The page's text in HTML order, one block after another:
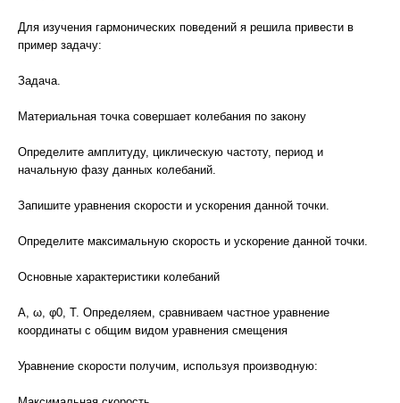
Для изучения гармонических поведений я решила привести в
пример задачу:
Задача.
Материальная точка совершает колебания по закону
Определите амплитуду, циклическую частоту, период и
начальную фазу данных колебаний.
Запишите уравнения скорости и ускорения данной точки.
Определите максимальную скорость и ускорение данной точки.
Основные характеристики колебаний
А, ω, φ0, Т. Определяем, сравниваем частное уравнение
координаты с общим видом уравнения смещения
Уравнение скорости получим, используя производную: